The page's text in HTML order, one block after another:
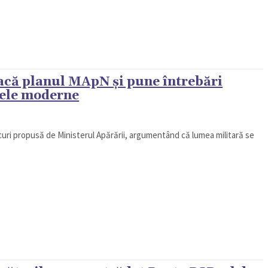
planul MApN și pune întrebări
moderne
propusă de Ministerul Apărării, argumentând că lumea militară se